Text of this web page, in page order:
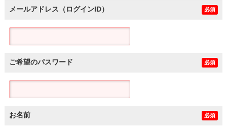
メールアドレス（ログインID） 必須
ご希望のパスワード 必須
お名前 必須